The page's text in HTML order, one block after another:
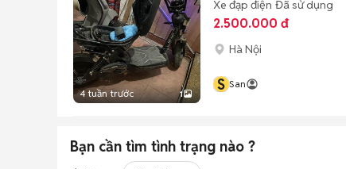
4 tuần trước 1
Xe đạp điện Đã sử dụng
2.500.000 đ
Hà Nội
S San
Bạn cần tìm tình trạng nào ?